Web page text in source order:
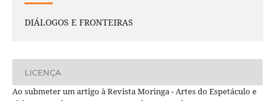
DIÁLOGOS E FRONTEIRAS
LICENÇA
Ao submeter um artigo à Revista Moringa - Artes do Espetáculo e